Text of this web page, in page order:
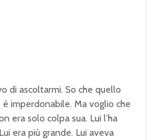
di ascoltarmi. So che quello
imperdonabile. Ma voglio che
era solo colpa sua. Lui l’ha
era più grande. Lui aveva